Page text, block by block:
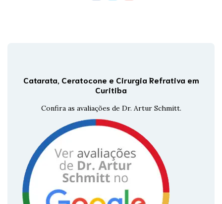
Catarata, Ceratocone e Cirurgia Refrativa em
Curitiba
Confira as avaliações de Dr. Artur Schmitt.